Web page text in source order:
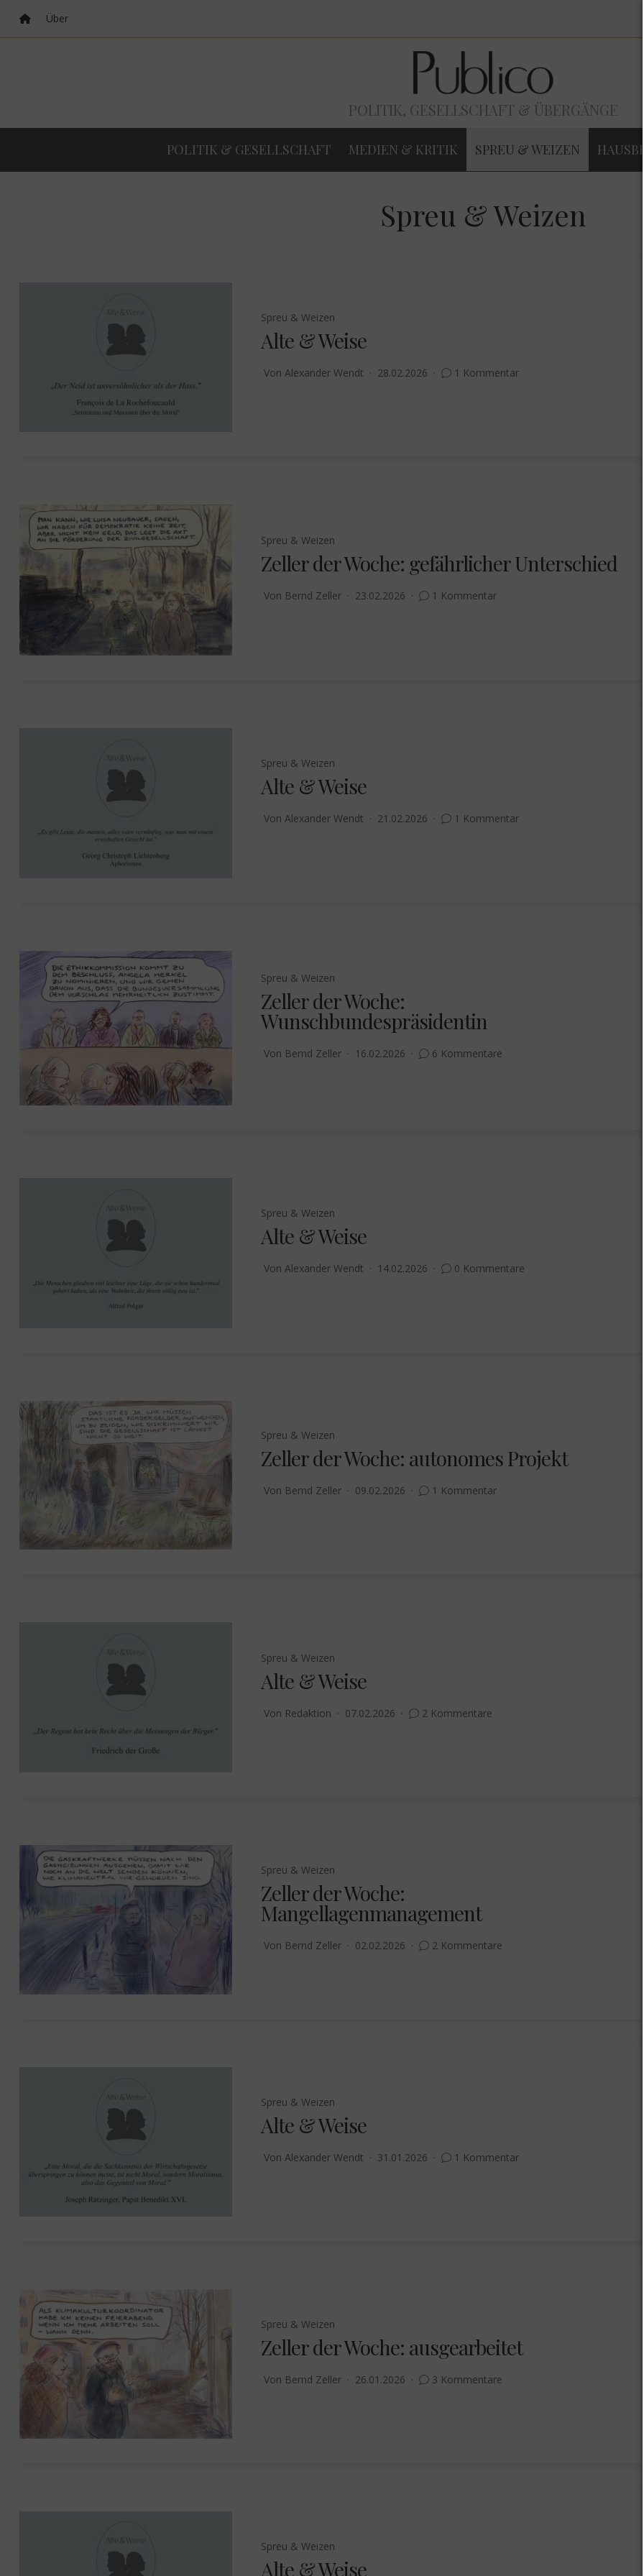
Über
POLITIK, GESELLSCHAFT & ÜBERGÄNGE
POLITIK & GESELLSCHAFT MEDIEN & KRITIK SPREU & WEIZEN
Spreu & Weizen
Spreu & Weizen
Alte & Weise
Von Alexander Wendt 28.02.2026 1 Kommentar
Spreu & Weizen
Zeller der Woche: gefährlicher Unterschied
Von Bernd Zeller 23.02.2026 1 Kommentar
Spreu & Weizen
Alte & Weise
Von Alexander Wendt 21.02.2026 1 Kommentar
Spreu & Weizen
Zeller der Woche:
Wunschbundespräsidentin
Von Bernd Zeller 16.02.2026 6 Kommentare
Spreu & Weizen
Alte & Weise
Von Alexander Wendt 14.02.2026 0 Kommentare
Spreu & Weizen
Zeller der Woche: autonomes Projekt
Von Bernd Zeller 09.02.2026 1 Kommentar
Spreu & Weizen
Alte & Weise
Von Redaktion 07.02.2026 2 Kommentare
Spreu & Weizen
Zeller der Woche:
Mangellagenmanagement
Von Bernd Zeller 02.02.2026 2 Kommentare
Spreu & Weizen
Alte & Weise
Von Alexander Wendt 31.01.2026 1 Kommentar
Spreu & Weizen
Zeller der Woche: ausgearbeitet
Von Bernd Zeller 26.01.2026 3 Kommentare
Spreu & Weizen
Alte & Weise